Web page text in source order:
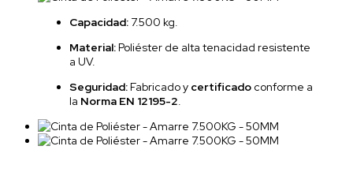
Capacidad: 7.500 kg.
Material:Poliéster de alta tenacidad resistente
a UV.
Seguridad:Fabricado y certificado conforme a
la Norma EN 12195-2